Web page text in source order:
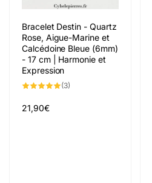
Bracelet Destin - Quartz
Rose, Aigue-Marine et
Calcédoine Bleue (6mm)
- 17 cm | Harmonie et
Expression
(3)
Prix
21,90€